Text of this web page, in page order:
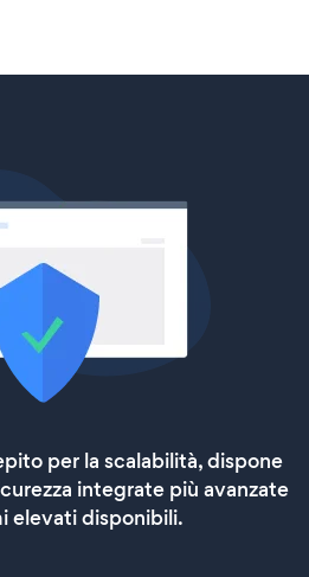
per la scalabilità, dispone
integrate più avanzate
elevati disponibili.